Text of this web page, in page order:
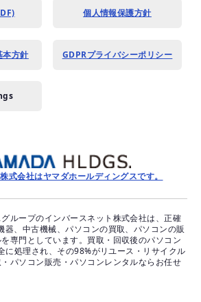
個人情報保護方針
本方針 GDPRプライバシーポリシー
式会社はヤマダホールディングスです。
ループのインバースネット株式会社は、正確
器、中古機械、パソコンの買取、パソコンの販
専門としています。買取・回収後のパソコン
に処理され、その98%がリユース・リサイクル
パソコン販売・パソコンレンタルならお任せ